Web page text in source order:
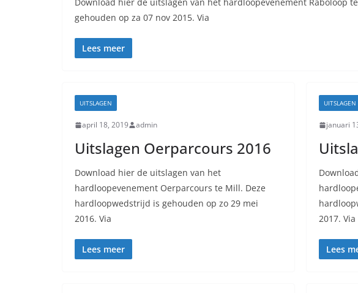
gehouden op za 07 nov 2015. Via
Lees meer
UITSLAGEN
april 18, 2019 admin
Uitslagen Oerparcours 2016
Download hier de uitslagen van het
hardloopevenement Oerparcours te Mill. Deze
hardloopwedstrijd is gehouden op zo 29 mei
2016. Via
Lees meer
UITSLAGEN
januari
2017. Via
Lees